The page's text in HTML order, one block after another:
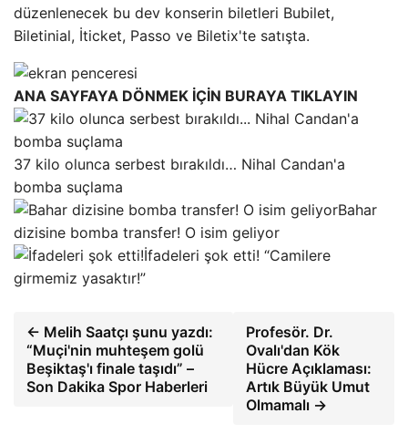
düzenlenecek bu dev konserin biletleri Bubilet,
Biletinial, İticket, Passo ve Biletix'te satışta.
ANA SAYFAYA DÖNMEK İÇİN BURAYA TIKLAYIN
37 kilo olunca serbest bırakıldı… Nihal Candan'a
bomba suçlama
Bahar
dizisine bomba transfer! O isim geliyor
İfadeleri şok etti! “Camilere
girmemiz yasaktır!”
← Melih Saatçı şunu yazdı:
“Muçi'nin muhteşem golü
Beşiktaş'ı finale taşıdı” –
Son Dakika Spor Haberleri
Profesör. Dr.
Ovalı'dan Kök
Hücre Açıklaması:
Artık Büyük Umut
Olmamalı →